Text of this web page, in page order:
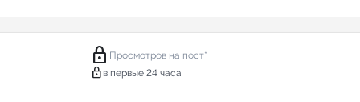
lock Просмотров на пост*
lock в первые 24 часа